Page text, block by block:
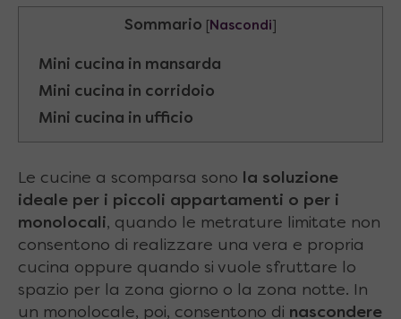
Sommario Nascondi
Mini cucina in mansarda
Mini cucina in corridoio
Mini cucina in ufficio
Le cucine a scomparsa sono
la soluzione
ideale per i piccoli appartamenti o per i
monolocali, quando le metrature limitate non
consentono di realizzare una vera e propria
cucina oppure quando si vuole sfruttare lo
spazio per la zona giorno o la zona notte. In
un monolocale, poi, consentono di nascondere